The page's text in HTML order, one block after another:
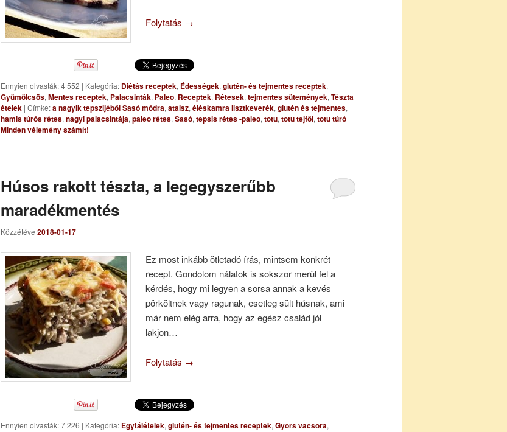
Folytatás →
Ennyien olvasták: 4 552 | Kategória: Diétás receptek, Édességek, glutén- és tejmentes receptek,
Gyümölcsös, Mentes receptek, Palacsinták, Paleo, Receptek, Rétesek, tejmentes sütemények, Tészta
ételek | Címke:a nagyik tepszijéből Sasó módra, ataisz, éléskamra lisztkeverék, glutén és tejmentes,
hamis túrós rétes, nagyi palacsintája, paleo rétes, Sasó, tepsis rétes -paleo, totu, totu tejföl, totu túró |
Minden vélemény számít!
Húsos rakott tészta, a legegyszerűbb
maradékmentés
Közzétéve 2018-01-17
Ez most inkább ötletadó írás, mintsem konkrét
recept. Gondolom nálatok is sokszor merül fel a
kérdés, hogy mi legyen a sorsa annak a kevés
pörköltnek vagy ragunak, esetleg sült húsnak, ami
már nem elég arra, hogy az egész család jól
lakjon…
Folytatás →
Ennyien olvasták: 7 226 | Kategória: Egytálételek, glutén- és tejmentes receptek, Gyors vacsora,